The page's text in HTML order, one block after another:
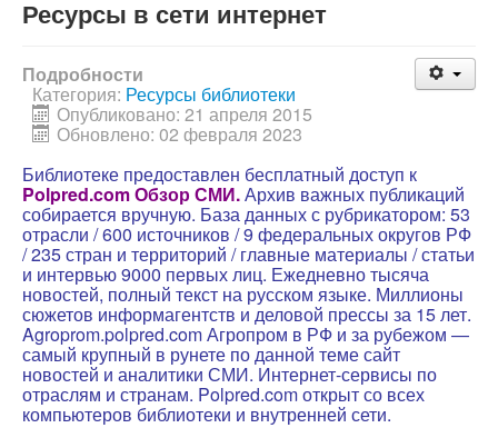
Ресурсы в сети интернет
Подробности
Категория: Ресурсы библиотеки
Опубликовано: 21 апреля 2015
Обновлено: 02 февраля 2023
Библиотеке предоставлен бесплатный доступ к
Polpred.com Обзор СМИ.Архив важных публикаций
собирается вручную. База данных с рубрикатором: 53
отрасли / 600 источников / 9 федеральных округов РФ
/ 235 стран и территорий / главные материалы / статьи
и интервью 9000 первых лиц. Ежедневно тысяча
новостей, полный текст на русском языке. Миллионы
сюжетов информагентств и деловой прессы за 15 лет.
Agroprom.polpred.com Агропром в РФ и за рубежом —
самый крупный в рунете по данной теме сайт
новостей и аналитики СМИ. Интернет-сервисы по
отраслям и странам. Polpred.com открыт со всех
компьютеров библиотеки и внутренней сети.